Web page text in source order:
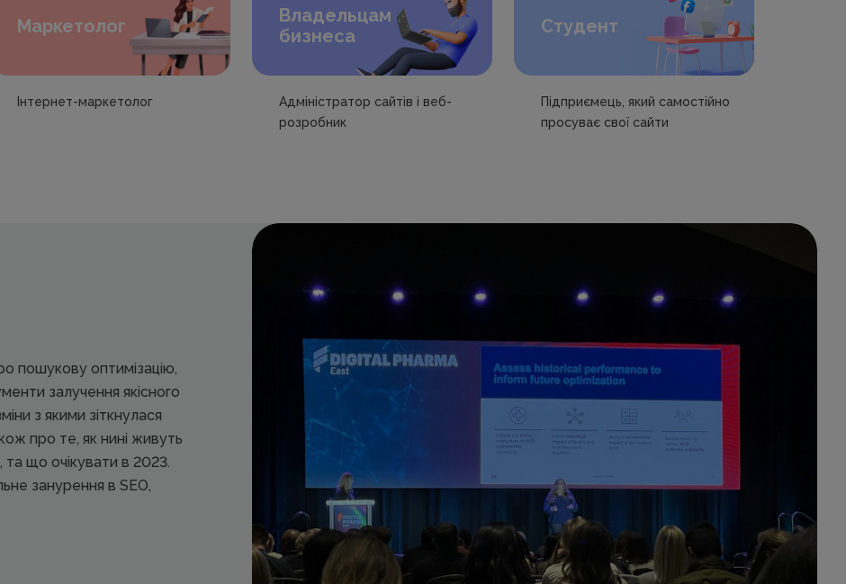
Маркетолог
Інтернет-маркетолог
Владельцам
бизнеса
Адміністратор сайтів і веб-
розробник
Студент
Підприємець, який самостійно
просуває свої сайти
пошукову оптимізацію,
залучення якісного
з якими зіткнулася
про те, як нині живуть
та що очікувати в 2023.
занурення в SEO,